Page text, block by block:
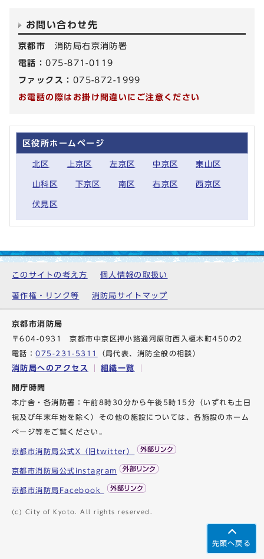
お問い合わせ先
京都市 消防局右京消防署
電話：075-871-0119
ファックス： 075-872-1999
お電話の際はお掛け間違いにご注意ください
区役所ホームページ
北区 上京区 左京区 中京区 東山区
山科区 下京区 南区 右京区 西京区
伏見区
先頭へ戻る
このサイトの考え方 個人情報の取扱い
著作権・リンク等 消防局サイトマップ
京都市消防局
〒604-0931 京都市中京区押小路通河原町西入榎木町450の2
電話：075-231-5311 （局代表、消防全般の相談）
消防局へのアクセス 組織一覧
開庁時間
本庁舎・各消防署：午前8時30分から午後5時15分（いずれも土日
祝及び年末年始を除く）その他の施設については、各施設のホーム
ページ等をご覧ください。
京都市消防局公式X（旧twitter）
京都市消防局公式instagram
京都市消防局Facebook
(c) City of Kyoto. All rights reserved.